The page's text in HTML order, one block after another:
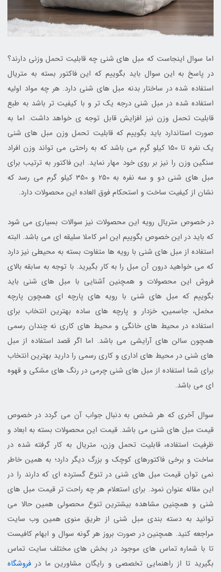
اما سوال اینجاست که مبل های شنی چه قابلیت تحمل وزنی دارند؟
در پاسخ به این سوال باید بگوییم که این فاکتور بسته به متریال
استفاده شده در ساختار بدنه مبل های شنی دارد. هر چه مواد اولیه
استفاده شده در مبل شنی درجه یک تر و با کیفیت تر باشد به طبع
قابلیت تحمل وزن نیز افزایش قابل توجه ی خواهد داشت. اما به
صورت استاندارد باید بگوییم که قابلیت تحمل وزن مبل های شنی
یک نفره تا 150 کیلو گرم می باشد که به راحتی می تواند وزن افراد
سنگین وزن را نیز بر روی خود مهار نماید. این فاکتور به ترتیب برای
مبل های شنی دو و سه نفره به 250 و 350 کیلو گرم می رسد که
نشان از کیفیت ساخت و استحکام فوق العاده این محصولات دارد.
در خصوص متریال رویه این محصولات نیز سوالات بسیاری می شود
که باید در این خصوص بگوییم این امر کاملا سلیقه ای می باشد. البته
استفاده از مبل های شنی با رویه ها متفاوت بسته به محیطی نیز دارد
که می خواهید درون آن مبل را به کار بگیرید. با توجه به سابقه بالای
فروش این محصولات و همچنین آشنایی با مبل های شنی باید
بگوییم که مبل های شنی با رویه های پارچه ای همچون پارچه
مخمل، جاسمین، خزدار و پارچه های ساده بهترین انتخاب برای
استفاده در محیط های خانگی و محیط های کاری نه چندان رسمی
همچون سالن های آرایشی می باشد. اما اگر قصد استفاده از مبل
های شنی در محیط های اداری و کاری رسمی را دارید بهترین انتخاب
برای شما استفاده از مبل های شنی چرمی در رنگ های مشکی و قهوه
ای می باشد.
سوال آخری که هر شخص به دنبال جواب آن می گردد در خصوص
قیمت مبل های شنی می باشد. قیمت این محصولات بسته به ابعاد و
ظرفیت استفاده، قابلیت تحمل وزن، متریال به کار گرفته شده در
ساخت و برخی فاکتورهای کوچک و بزرگ دیگر دارد؛ به همین خاطر
نمی توان قیمت مبل های شنی در تنوع گسترده ای که دارند را در
این مقاله عنوان نمود. برای استعلام هر چه راحت تر قیمت مبل های
شنی و همچنین مشاهده بیشترین تنوع محصولی همین حالا می
توانید به دسته بندی مبل شنی از طریق منوی همین وب سایت
مراجعه کنید. همچنین در صورت بروز هر گونه سوال و ابهام کافیست
تا با شماره تماس های موجود در بخش های مختلف سایت تماس
بگیرید تا از راهنمایی تخصصی و رایگان مشاورین ما در فروشگاه